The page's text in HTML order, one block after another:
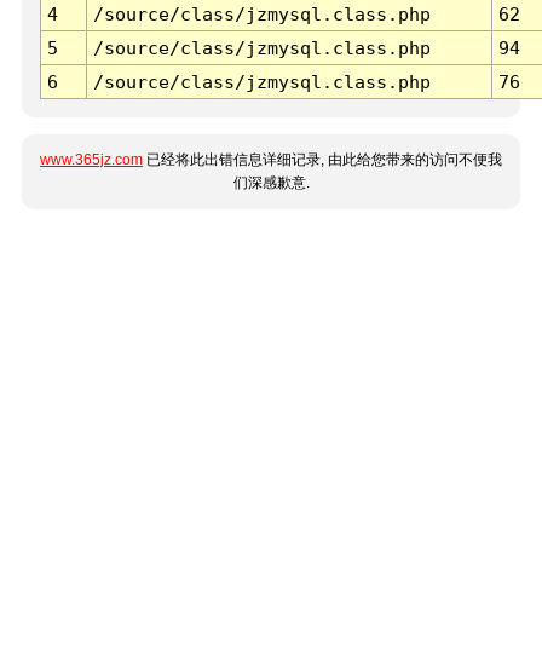
4
/source/class/jzmysql.class.php
62
5
/source/class/jzmysql.class.php
94
6
/source/class/jzmysql.class.php 76
www.365jz.com 已经将此出错信息详细记录, 由此给您带来的访问不便我
们深感歉意.